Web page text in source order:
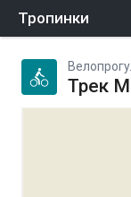
Тропинки
Трек